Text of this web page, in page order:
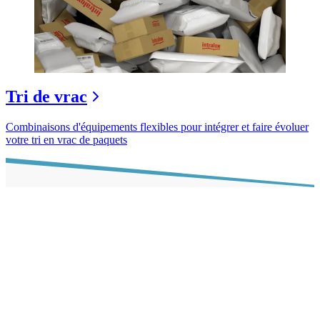
Tri de vrac
Combinaisons d'équipements flexibles pour intégrer et faire évoluer
votre tri en vrac de paquets